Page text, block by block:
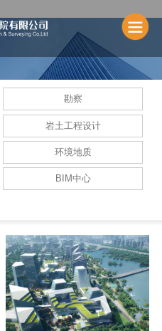
勘察
岩土工程设计
环境地质
BIM中心